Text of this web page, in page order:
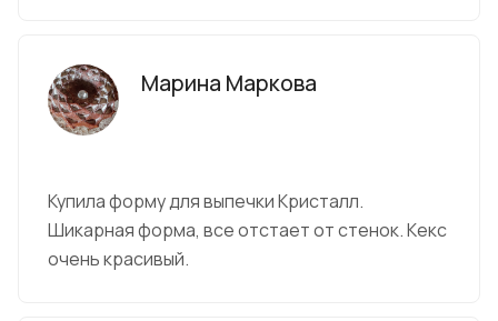
Марина Маркова
Купила форму для выпечки Кристалл.
Шикарная форма, все отстает от стенок. Кекс
очень красивый.